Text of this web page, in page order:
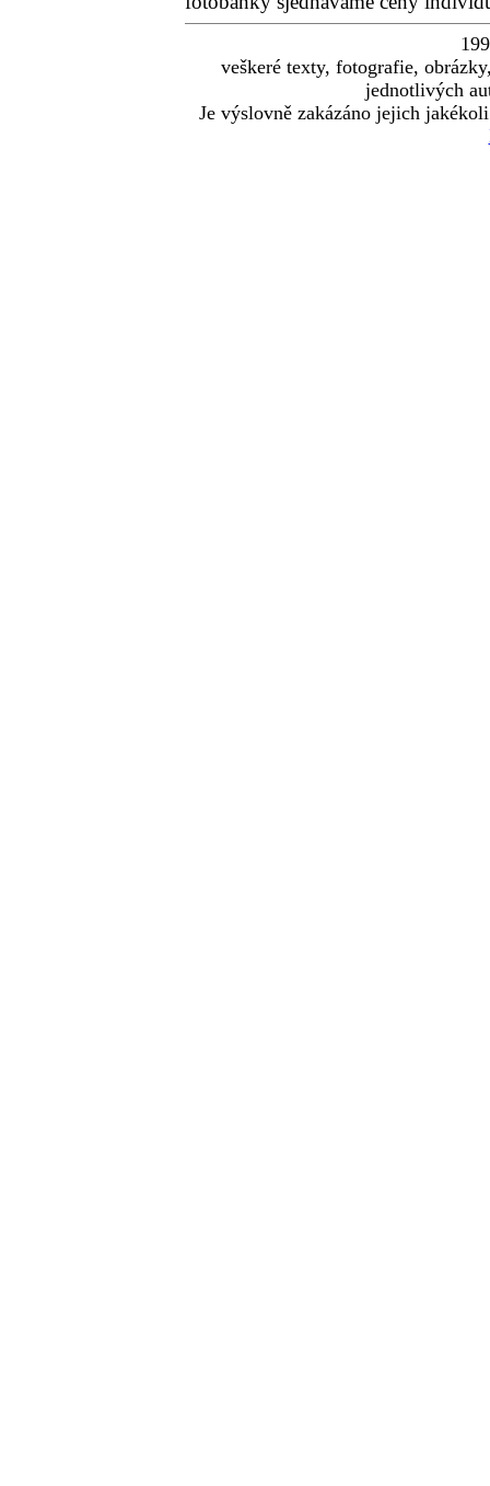
veškeré texty, fotografie,
jednotlivých
Je výslovně zakázáno jejich